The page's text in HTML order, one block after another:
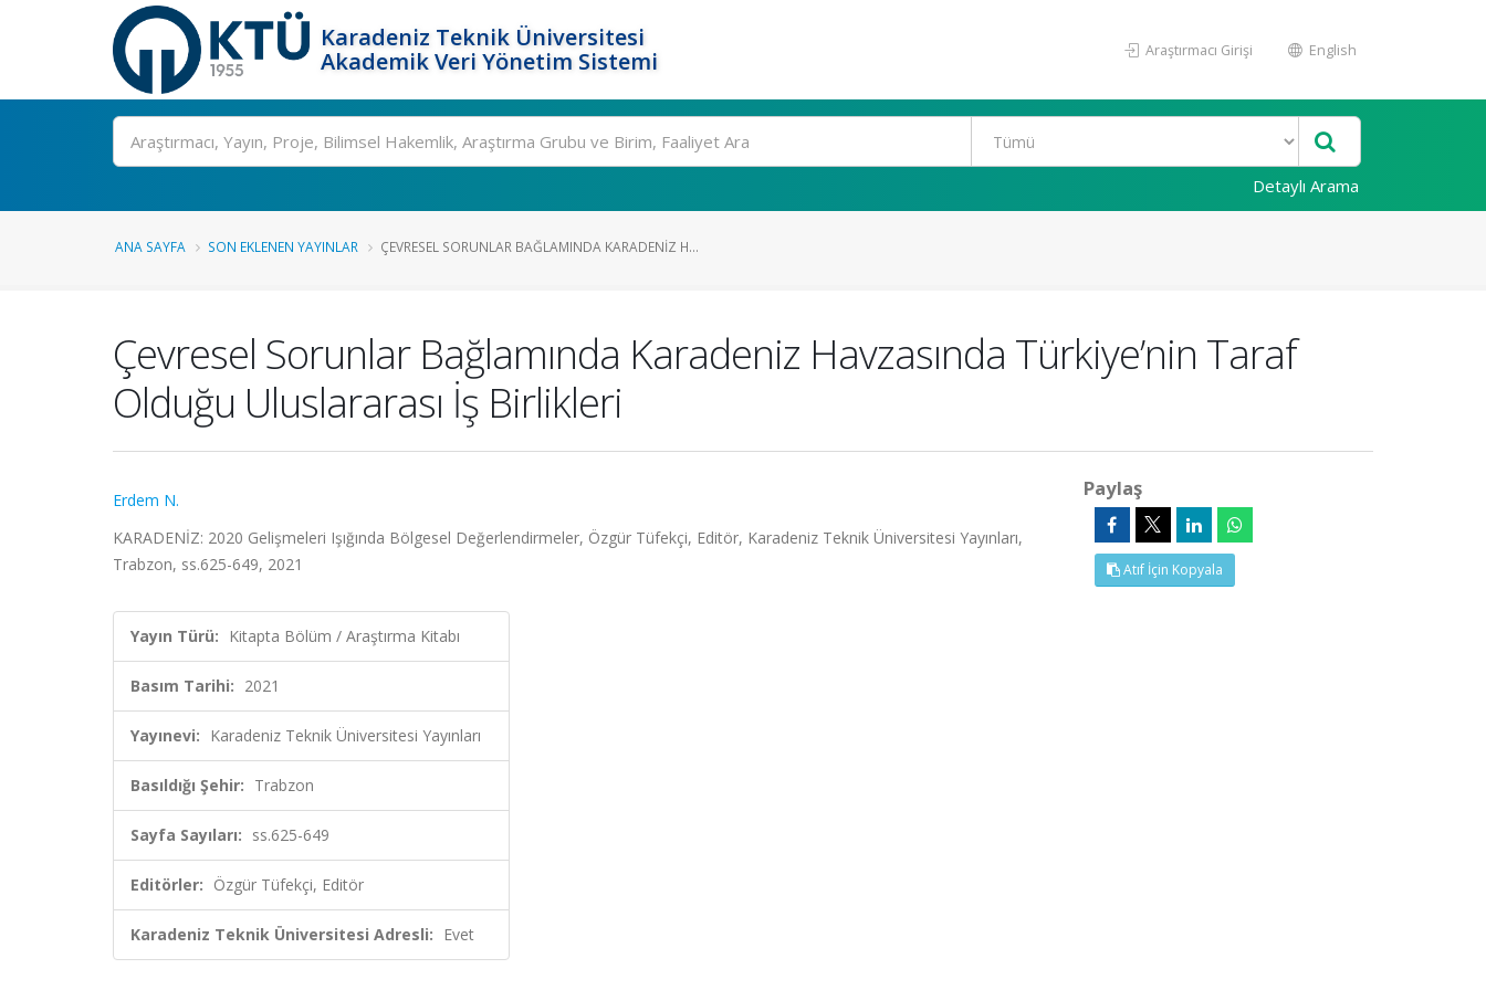
Karadeniz Teknik Üniversitesi
Akademik Veri Yönetim Sistemi
Araştırmacı Girişi English
Ara
Detaylı Arama
ANA SAYFA SON EKLENEN YAYINLAR ÇEVRESEL SORUNLAR BAĞLAMINDA KARADENIZ H...
Çevresel Sorunlar Bağlamında Karadeniz Havzasında Türkiye’nin Taraf
Olduğu Uluslararası İş Birlikleri
Erdem N.
KARADENİZ: 2020 Gelişmeleri Işığında Bölgesel Değerlendirmeler, Özgür Tüfekçi, Editör, Karadeniz Teknik Üniversitesi Yayınları,
Trabzon, ss.625-649, 2021
Yayın Türü: Kitapta Bölüm / Araştırma Kitabı
Basım Tarihi: 2021
Yayınevi: Karadeniz Teknik Üniversitesi Yayınları
Basıldığı Şehir: Trabzon
Sayfa Sayıları: ss.625-649
Editörler: Özgür Tüfekçi, Editör
Karadeniz Teknik Üniversitesi Adresli: Evet
Paylaş
Atıf İçin Kopyala